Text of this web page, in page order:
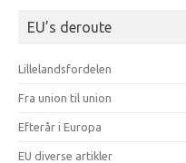
EU’s deroute
Lillelandsfordelen
Fra union til union
Efterår i Europa
EU diverse artikler